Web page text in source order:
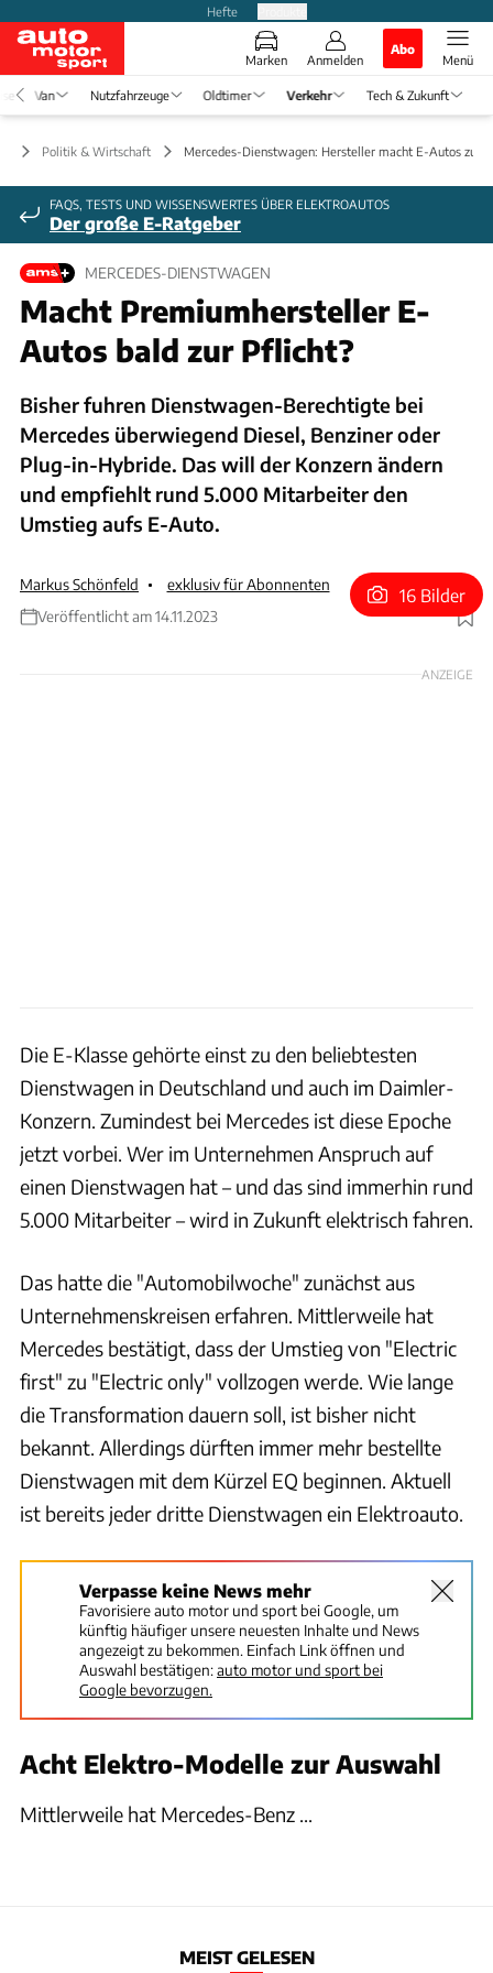
Hefte
Marken Anmelden
Abo
Menü
Van Nutzfahrzeuge Oldtimer Verkehr Tech & Zukunft
Politik & Wirtschaft Mercedes-Dienstwagen: Hersteller macht E-Autos zur
FAQS, TESTS UND WISSENSWERTES ÜBER ELEKTROAUTOS
Der große E-Ratgeber
MERCEDES-DIENSTWAGEN
Macht Premiumhersteller E-
Autos bald zur Pflicht?
Bisher fuhren Dienstwagen-Berechtigte bei
Mercedes überwiegend Diesel, Benziner oder
Plug-in-Hybride. Das will der Konzern ändern
und empfiehlt rund 5.000 Mitarbeiter den
Umstieg aufs E-Auto.
Markus Schönfeld
exklusiv für Abonnenten
Veröffentlicht am 14.11.2023
Foto: Mercedes-Benz AG
16 Bilder
ANZEIGE
Die E-Klasse gehörte einst zu den beliebtesten
Dienstwagen in Deutschland und auch im Daimler-
Konzern. Zumindest bei Mercedes ist diese Epoche
jetzt vorbei. Wer im Unternehmen Anspruch auf
einen Dienstwagen hat – und das sind immerhin rund
5.000 Mitarbeiter – wird in Zukunft elektrisch fahren.
Das hatte die "Automobilwoche" zunächst aus
Unternehmenskreisen erfahren. Mittlerweile hat
Mercedes bestätigt, dass der Umstieg von "Electric
first" zu "Electric only" vollzogen werde. Wie lange
die Transformation dauern soll, ist bisher nicht
bekannt. Allerdings dürften immer mehr bestellte
Dienstwagen mit dem Kürzel EQ beginnen. Aktuell
ist bereits jeder dritte Dienstwagen ein Elektroauto.
Verpasse keine News mehr
Favorisiere auto motor und sport bei Google, um
künftig häufiger unsere neuesten Inhalte und News
angezeigt zu bekommen. Einfach Link öffnen und
Auswahl bestätigen:auto motor und sport bei
Google bevorzugen.
Acht Elektro-Modelle zur Auswahl
Mittlerweile hat Mercedes-Benz ...
MEIST GELESEN